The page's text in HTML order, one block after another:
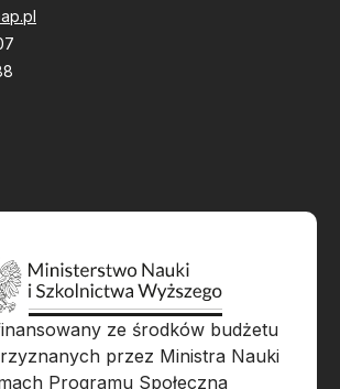
ze środków budżetu
przez Ministra Nauki
Programu Społeczna